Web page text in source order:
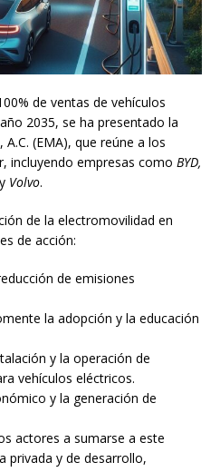
de ventas de vehículos
2035, se ha presentado la
(EMA), que reúne a los
incluyendo empresas como BYD,
y Volvo.
de la electromovilidad en
de acción:
de emisiones
la adopción y la educación
y la operación de
vehículos eléctricos.
y la generación de
actores a sumarse a este
privada y de desarrollo,